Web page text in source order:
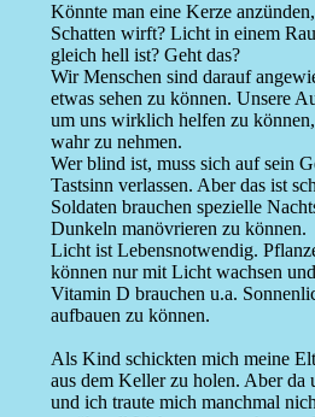
Könnte man eine Kerze
Schatten wirft? Licht in einem
gleich hell ist? Geht das?
Wir Menschen sind darauf
etwas sehen zu können. Unsere
um uns wirklich helfen zu
wahr zu nehmen.
Wer blind ist, muss sich auf sein
Tastsinn verlassen. Aber das ist
Soldaten brauchen spezielle
Dunkeln manövrieren zu können.
Licht ist Lebensnotwendig.
können nur mit Licht wachsen
Vitamin D brauchen u.a.
aufbauen zu können.
Als Kind schickten mich meine
aus dem Keller zu holen. Aber da
und ich traute mich manchmal